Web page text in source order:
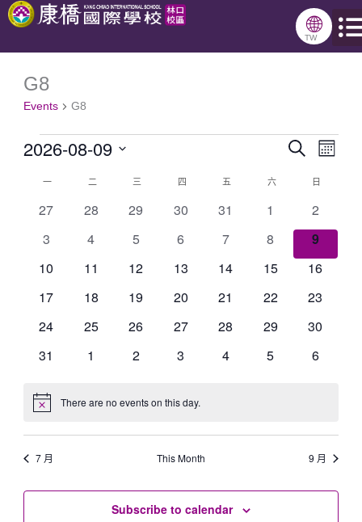
跳
🌐
TW
G8
Events G8
Events
Events
Search
Views
Navigation
SearchEvent
Month
2026-08-09
Calendar
Events
一
星期一
二
星期二
三
星期三
四 五 六
星期六
日
星期日
0
27
0
28
0
29
0
30
0
31
0
events
1
0
events
2
0
3
0
4
0
5
0
6
0
7
0
events
8
0
events
9
0
10
0
11
0
12
0
13
0
14
0
15
0
16
0
17
0
18
0
19
0
20
0
21
0
22
0
23
0
24
0
25
0
26
0
27
0
28
0
29
0
30
0
31
0
1
0
2
0
3
0
4
0
5
0
6
Notice There are no events on this day.
7 月 This Month 9 月
Subscribe to calendar